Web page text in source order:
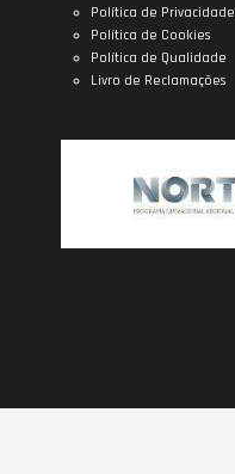
Política de Privacidade
Política de Cookies
Política de Qualidade
Livro de Reclamações